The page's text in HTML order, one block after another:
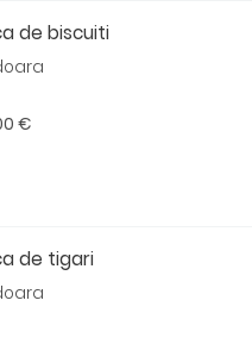
de biscuiti
€
de tigari